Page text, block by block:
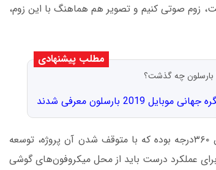
زوم صوتی کنیم و تصویر هم هماهنگ با این زوم،
مطلب پیشنهادی
بارسلون معرفی شدند
این نرم‌افزار در حقیقت بخشی از پروژه توسعه یک دوربین ۳۶۰درجه بوده که با متوقف شدن آن پروژه، توسعه
عملکرد درست باید از محل میکروفون‌های گوشی